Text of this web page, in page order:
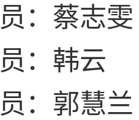
：蔡志雯
：韩云
：郭慧兰